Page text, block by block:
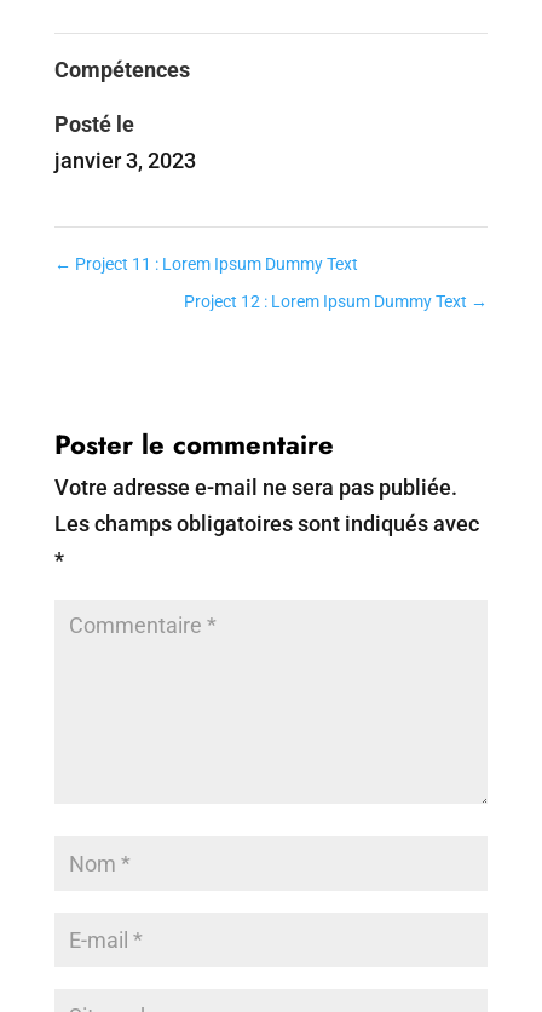
Compétences
Posté le
janvier 3, 2023
← Project 11 : Lorem Ipsum Dummy Text
Project 12 : Lorem Ipsum Dummy Text →
Poster le commentaire
Votre adresse e-mail ne sera pas publiée.
Les champs obligatoires sont indiqués avec
*